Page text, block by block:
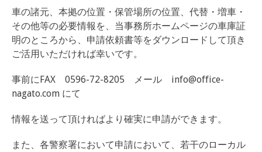
車の諸元、本拠の位置・保管場所の位置、代替・増車・
その他等の必要情報を、当事務所ホームページの車庫証
明のところから、申請依頼書等をダウンロードして頂き
ご活用いただければ幸いです。
事前にFAX 0596-72-8205 メール info@office-
nagato.com にて
情報を送って頂ければより確実に申請ができます。
また、各警察署において申請において、若干のローカル